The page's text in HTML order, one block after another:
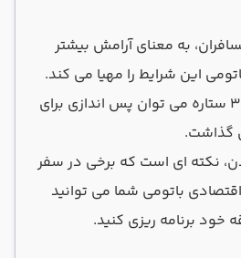
به معنای آرامش بیشتر
این شرایط را مهیا می کند.
با انتخاب هتل های ۲ و ۳ ستاره می توان پس اندازی برای
گذاشت.
نکته ای است که برخی در سفر
باتومی شما می توانید
خود برنامه ریزی کنید.